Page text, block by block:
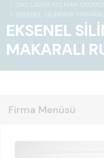
DAS LAGER RULMAN
EKSENEL SİLİNDİRİK
EKSENEL
MAKARALI
Firma Menüsü